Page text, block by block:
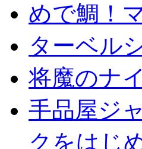
めで鯛！
ターベル
将魔のナ
手品屋ジ
クをはじ